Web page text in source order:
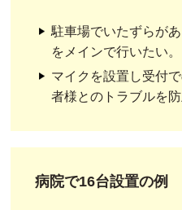
駐車場でいたずらが
をメインで行いたい。
マイクを設置し受付
者様とのトラブルを防
病院で16台設置の例